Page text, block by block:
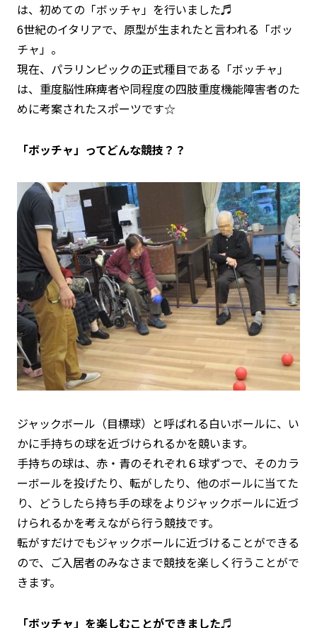
は、初めての「ボッチャ」を行いました♬
6世紀のイタリアで、原型が生まれたと言われる「ボッ
チャ」。
現在、パラリンピックの正式種目である「ボッチャ」
は、重度脳性麻痺者や同程度の四肢重度機能障害者のた
めに考案されたスポーツです☆
「ボッチャ」ってどんな競技？？
ジャックボール（目標球）と呼ばれる白いボールに、い
かに手持ちの球を近づけられるかを競います。
手持ちの球は、赤・青のそれぞれ６球ずつで、そのカラ
ーボールを投げたり、転がしたり、他のボールに当てた
り、どうしたら持ち手の球をよりジャックボールに近づ
けられるかを考えながら行う競技です。
転がすだけでもジャックボールに近づけることができる
ので、ご入居者のみなさまで競技を楽しく行うことがで
きます。
「ボッチャ」を楽しむことができました♬